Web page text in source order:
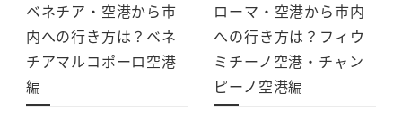
ベネチア・空港から市
内への行き方は？ベネ
チアマルコポーロ空港
編
ローマ・空港から市内
への行き方は？フィウ
ミチーノ空港・チャン
ピーノ空港編